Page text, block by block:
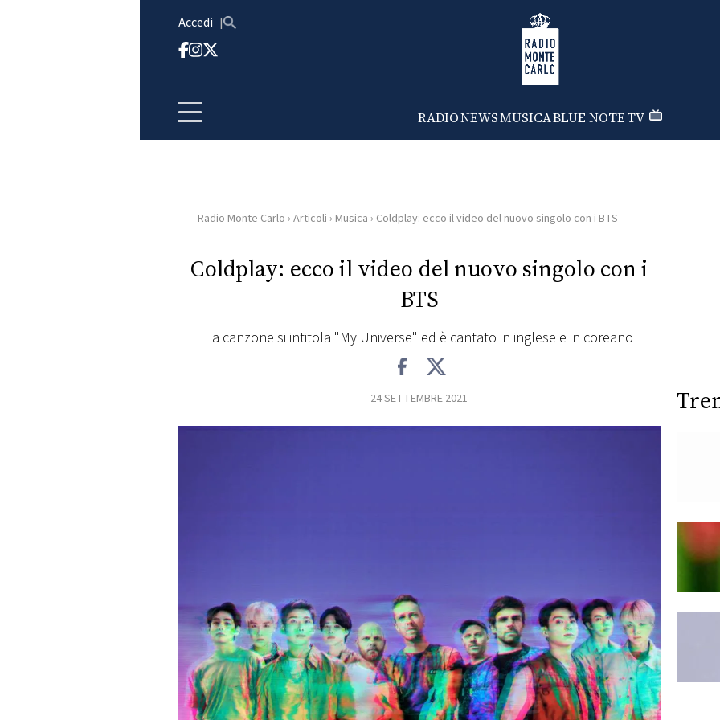
Accedi Radio Monte Carlo
RADIONEWSMUSICABLUE NOTETV
HOME
RADIO
RADIO
NEWS
VIDEO
PRINCIPATO
Radio Monte Carlo › Articoli › Musica › Coldplay: ecco il video del nuovo singolo con i BTS
Coldplay: ecco il video del nuovo singolo con i
BTS
La canzone si intitola "My Universe" ed è cantato in inglese e in coreano
24 SETTEMBRE 2021